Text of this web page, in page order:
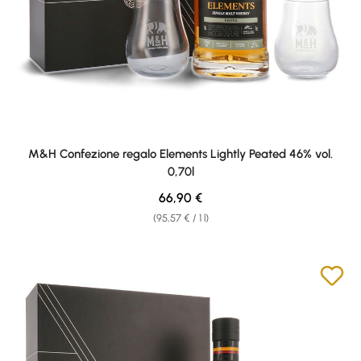
M&H Confezione regalo Elements Lightly Peated 46% vol.
0,70l
(95,57 € / 1 l)
Regular price:
66,90 €